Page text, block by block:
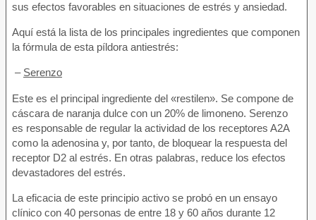
sus efectos favorables en situaciones de estrés y ansiedad.
Aquí está la lista de los principales ingredientes que componen
la fórmula de esta píldora antiestrés:
– Serenzo
Este es el principal ingrediente del «restilen». Se compone de
cáscara de naranja dulce con un 20% de limoneno. Serenzo
es responsable de regular la actividad de los receptores A2A
como la adenosina y, por tanto, de bloquear la respuesta del
receptor D2 al estrés. En otras palabras, reduce los efectos
devastadores del estrés.
La eficacia de este principio activo se probó en un ensayo
clínico con 40 personas de entre 18 y 60 años durante 12